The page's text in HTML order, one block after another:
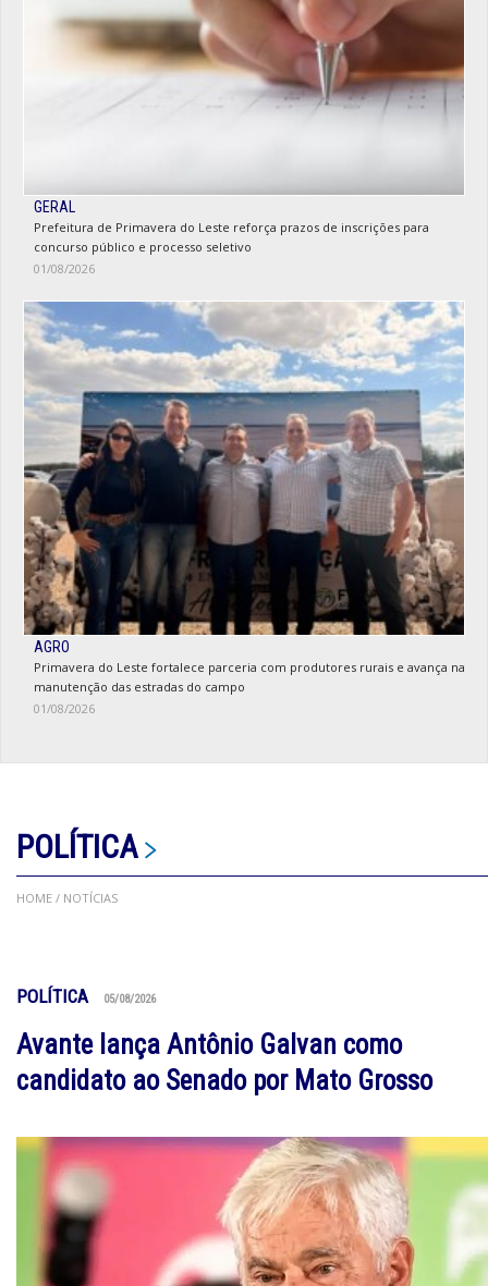
GERAL
Prefeitura de Primavera do Leste reforça prazos de inscrições para
concurso público e processo seletivo
01/08/2026
AGRO
Primavera do Leste fortalece parceria com produtores rurais e avança na
manutenção das estradas do campo
01/08/2026
POLÍTICA
HOME / NOTÍCIAS
POLÍTICA 05/08/2026
Avante lança Antônio Galvan como
candidato ao Senado por Mato Grosso